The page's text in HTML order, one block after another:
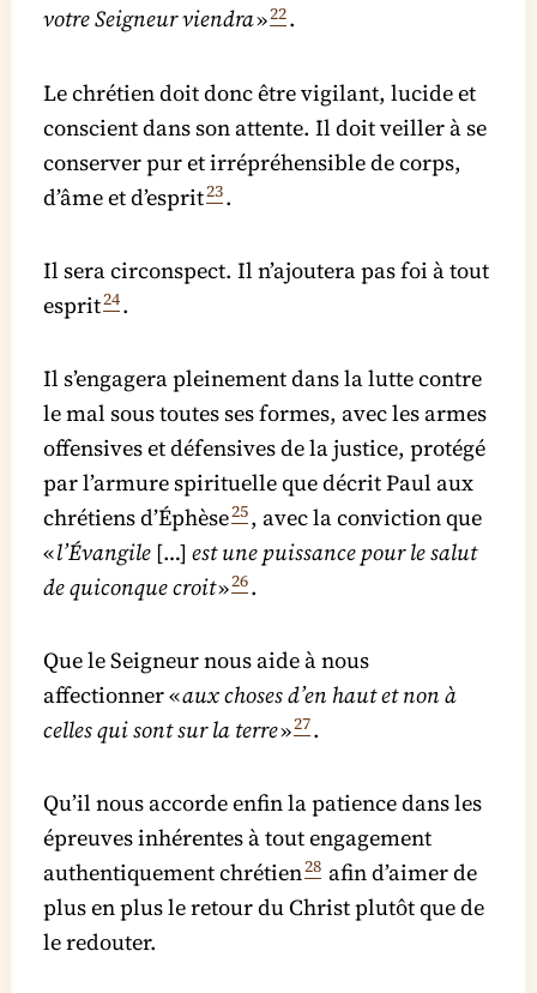
votre Seigneur viendra»22.
Le chrétien doit donc être vigilant, lucide et
conscient dans son attente. Il doit veiller à se
conserver pur et irrépréhensible de corps,
d’âme et d’esprit23.
Il sera circonspect. Il n’ajoutera pas foi à tout
esprit24.
Il s’engagera pleinement dans la lutte contre
le mal sous toutes ses formes, avec les armes
offensives et défensives de la justice, protégé
par l’armure spirituelle que décrit Paul aux
chrétiens d’Éphèse25, avec la conviction que
«l’Évangile […] est une puissance pour le salut
de quiconque croit»26.
Que le Seigneur nous aide à nous
affectionner «aux choses d’en haut et non à
celles qui sont sur la terre»27.
Qu’il nous accorde enfin la patience dans les
épreuves inhérentes à tout engagement
authentiquement chrétien28 afin d’aimer de
plus en plus le retour du Christ plutôt que de
le redouter.